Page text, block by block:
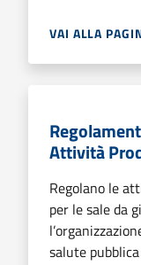
VAI ALLA
Attività
Regolano le
per le sale da
salute